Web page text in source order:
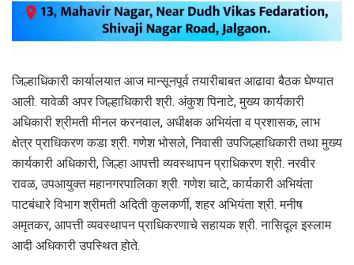
जिल्हाधिकारी कार्यालयात आज मान्सूनपूर्व तयारीबाबत आढावा बैठक घेण्यात
आली. यावेळी अपर जिल्हाधिकारी श्री. अंकुश पिनाटे, मुख्य कार्यकारी
अधिकारी श्रीमती मीनल करनवाल, अधीक्षक अभियंता व प्रशासक, लाभ
क्षेत्र प्राधिकरण कडा श्री. गणेश भोसले, निवासी उपजिल्हाधिकारी तथा मुख्य
कार्यकारी अधिकारी, जिल्हा आपत्ती व्यवस्थापन प्राधिकरण श्री. नरवीर
रावळ, उपआयुक्त महानगरपालिका श्री. गणेश चाटे, कार्यकारी अभियंता
पाटबंधारे विभाग श्रीमती अदिती कुलकर्णी, शहर अभियंता श्री. मनीष
अमृतकर, आपत्ती व्यवस्थापन प्राधिकरणाचे सहायक श्री. नासिदूल इस्लाम
आदी अधिकारी उपस्थित होते.